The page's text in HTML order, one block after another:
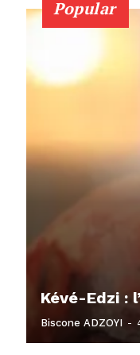
Popular
Kévé-Edzi :
Biscone ADZOYI -